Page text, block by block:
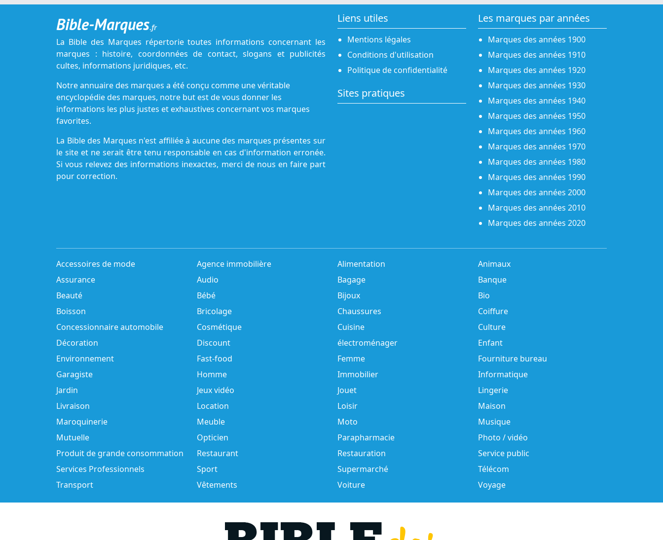
Bible-Marques.fr
La Bible des Marques répertorie toutes informations concernant les
marques : histoire, coordonnées de contact, slogans et publicités
cultes, informations juridiques, etc.
Notre annuaire des marques a été conçu comme une véritable
encyclopédie des marques, notre but est de vous donner les
informations les plus justes et exhaustives concernant vos marques
favorites.
La Bible des Marques n'est affiliée à aucune des marques présentes sur
le site et ne serait être tenu responsable en cas d'information erronée.
Si vous relevez des informations inexactes, merci de nous en faire part
pour correction.
Liens utiles
Mentions légales
Conditions d'utilisation
Politique de confidentialité
Sites pratiques
Les marques par années
Marques des années 1900
Marques des années 1910
Marques des années 1920
Marques des années 1930
Marques des années 1940
Marques des années 1950
Marques des années 1960
Marques des années 1970
Marques des années 1980
Marques des années 1990
Marques des années 2000
Marques des années 2010
Marques des années 2020
Accessoires de mode Agence immobilière Alimentation
Animaux
Assurance
Audio Bagage
Banque
Beauté
Bébé Bijoux
Bio
Boisson
Bricolage Chaussures
Coiffure
Concessionnaire automobile
Cosmétique Cuisine
Culture
Décoration
Discount électroménager
Enfant
Environnement
Fast-food Femme
Fourniture bureau
Garagiste
Homme Immobilier
Informatique
Jardin
Jeux vidéo Jouet
Lingerie
Livraison
Location Loisir
Maison
Maroquinerie
Meuble Moto
Musique
Mutuelle
Opticien Parapharmacie
Photo / vidéo
Produit de grande consommation
Restaurant Restauration
Service public
Services Professionnels
Sport Supermarché
Télécom
Transport
Vêtements Voiture Voyage